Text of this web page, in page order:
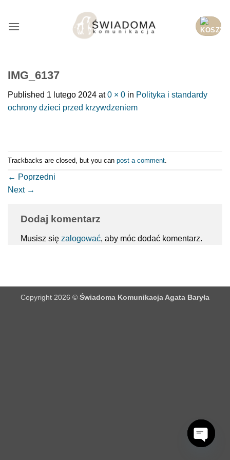
treści
IMG_6137
Published 1 lutego 2024 at0 × 0 in Polityka i standardy
ochrony dzieci przed krzywdzeniem
Trackbacks are closed, but you can post a comment
← Poprzedni
Next →
Dodaj komentarz
Musisz się zalogować, aby móc dodać komentarz.
Copyright 2026 © Świadoma Komunikacja Agata Baryła